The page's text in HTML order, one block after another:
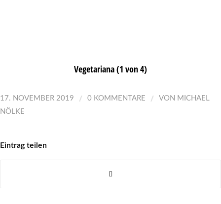
Vegetariana (1 von 4)
17. NOVEMBER 2019 / 0 KOMMENTARE / VON MICHAEL
NÖLKE
Eintrag teilen